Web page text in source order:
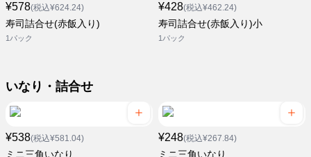
¥578(税込¥624.24)
寿司詰合せ(赤飯入り)
1パック
¥428(税込¥462.24)
寿司詰合せ(赤飯入り)小
1パック
いなり・詰合せ
¥538(税込¥581.04)
ミニ三角いなり
¥248(税込¥267.84)
ミニ三角いなり